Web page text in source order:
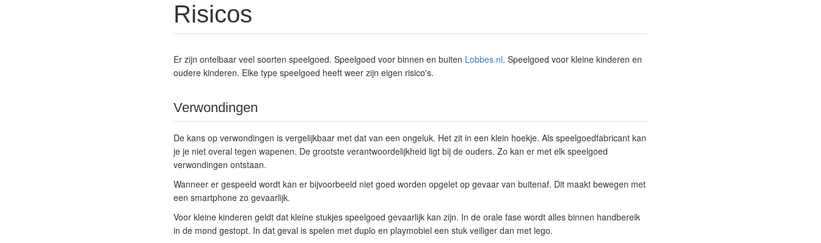
Risicos
Er zijn ontelbaar veel soorten speelgoed. Speelgoed voor binnen en buiten Lobbes.nl. Speelgoed voor kleine kinderen en
oudere kinderen. Elke type speelgoed heeft weer zijn eigen risico's.
Verwondingen
De kans op verwondingen is vergelijkbaar met dat van een ongeluk. Het zit in een klein hoekje. Als speelgoedfabricant kan
je je niet overal tegen wapenen. De grootste verantwoordelijkheid ligt bij de ouders. Zo kan er met elk speelgoed
verwondingen ontstaan.
Wanneer er gespeeld wordt kan er bijvoorbeeld niet goed worden opgelet op gevaar van buitenaf. Dit maakt bewegen met
een smartphone zo gevaarlijk.
Voor kleine kinderen geldt dat kleine stukjes speelgoed gevaarlijk kan zijn. In de orale fase wordt alles binnen handbereik
in de mond gestopt. In dat geval is spelen met duplo en playmobiel een stuk veiliger dan met lego.